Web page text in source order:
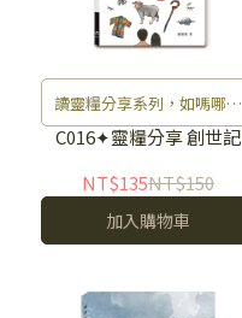
讀靈糧分享系列，如嗎哪滋
養生命。
C016✦靈糧分享 創世記
NT$135NT$150
加入購物車